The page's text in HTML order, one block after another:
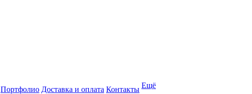
Портфолио Доставка и оплата Контакты Ещё